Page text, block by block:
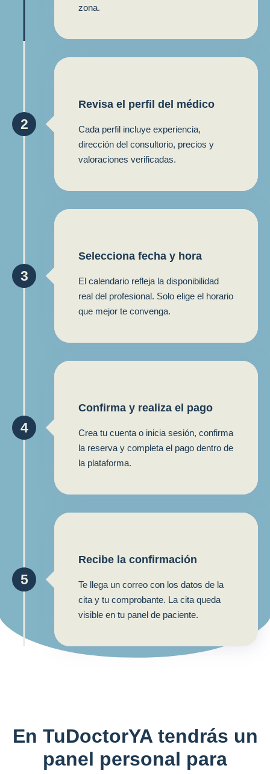
zona.
Revisa el perfil del médico
Cada perfil incluye experiencia,
dirección del consultorio, precios y
valoraciones verificadas.
2
Selecciona fecha y hora
El calendario refleja la disponibilidad
real del profesional. Solo elige el horario
que mejor te convenga.
3
Confirma y realiza el pago
Crea tu cuenta o inicia sesión, confirma
la reserva y completa el pago dentro de
la plataforma.
4
Recibe la confirmación
Te llega un correo con los datos de la
cita y tu comprobante. La cita queda
visible en tu panel de paciente.
5
En TuDoctorYA tendrás un
panel personal para